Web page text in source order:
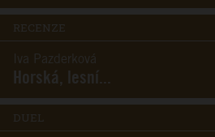
RECENZE
Iva Pazderková
Horská, lesní...
DUEL